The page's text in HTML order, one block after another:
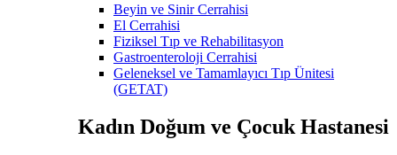
Beyin ve Sinir Cerrahisi
El Cerrahisi
Fiziksel Tıp ve Rehabilitasyon
Gastroenteroloji Cerrahisi
Geleneksel ve Tamamlayıcı Tıp Ünitesi
(GETAT)
Kadın Doğum ve Çocuk Hastanesi